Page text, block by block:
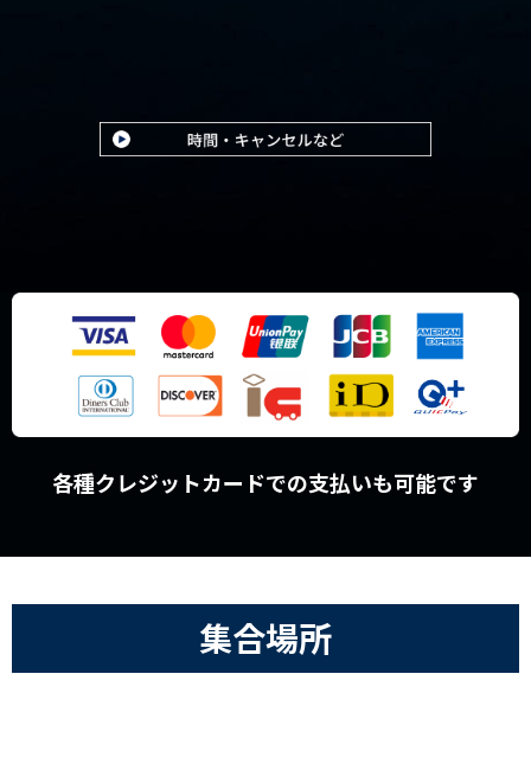
各種クレジットカードでの支払いも可能です
集合場所